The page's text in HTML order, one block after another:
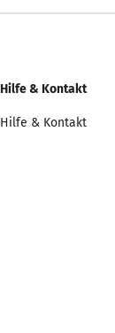
Hilfe & Kontakt
Hilfe & Kontakt